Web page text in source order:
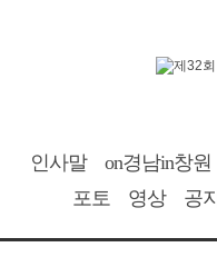
인사말 on경남in창원
포토
영상 공지